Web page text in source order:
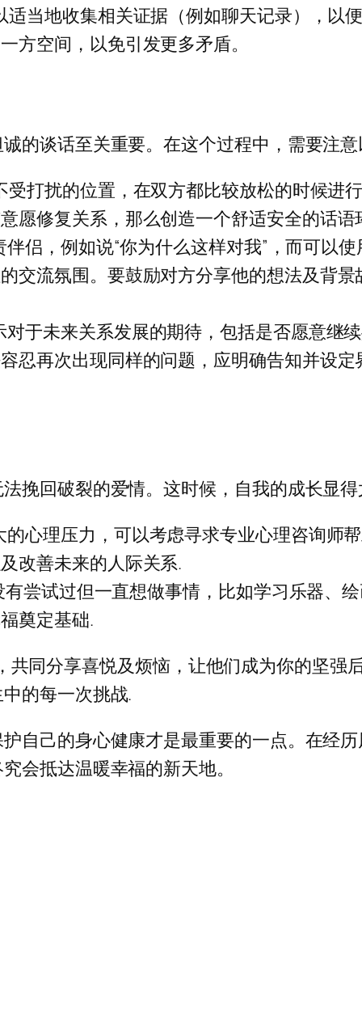
适当地收集相关证据（例如聊天记录），以
方空间，以免引发更多矛盾。
的谈话至关重要。在这个过程中，需要注意
受打扰的位置，在双方都比较放松的时候进
愿修复关系，那么创造一个舒适安全的话语
侣，例如说“你为什么这样对我”，而可以
交流氛围。要鼓励对方分享他的想法及背
于未来关系发展的期待，包括是否愿意继
忍再次出现同样的问题，应明确告知并设
挽回破裂的爱情。这时候，自我的成长显得
心理压力，可以考虑寻求专业心理咨询师
改善未来的人际关系.
尝试过但一直想做事情，比如学习乐器、
奠定基础.
共同分享喜悦及烦恼，让他们成为你的坚强
的每一次挑战.
自己的身心健康才是最重要的一点。在经
会抵达温暖幸福的新天地。